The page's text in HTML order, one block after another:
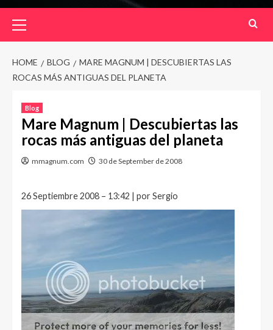
Menu
HOME BLOG
MARE MAGNUM | DESCUBIERTAS LAS
ROCAS MÁS ANTIGUAS DEL PLANETA
Blog
Mare Magnum | Descubiertas las
rocas más antiguas del planeta
mmagnum.com 30 de September de 2008
26 Septiembre 2008 – 13:42 | por Sergio